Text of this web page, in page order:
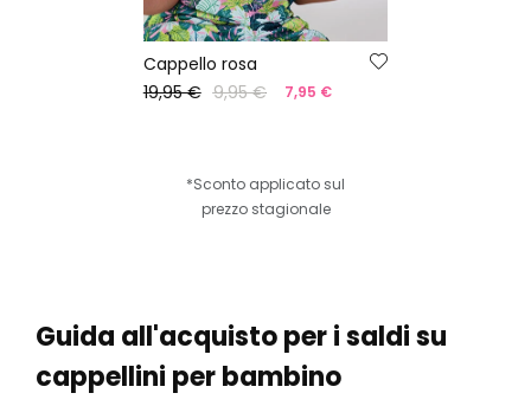
Cappello rosa
19,95 € 9,95 € 7,95 €
*Sconto applicato sul
prezzo stagionale
Guida all'acquisto per i saldi su
cappellini per bambino